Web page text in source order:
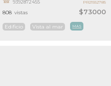
$73000
9392872455
Edificio Vista al mar MAS
808 vistas
PR21552785